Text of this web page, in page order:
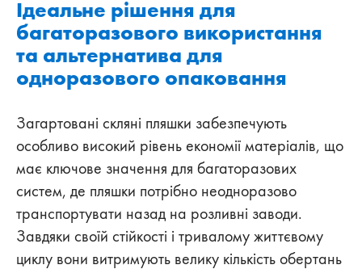
Ідеальне рішення для
багаторазового використання
та альтернатива для
одноразового опаковання
Загартовані скляні пляшки забезпечують
особливо високий рівень економії матеріалів, що
має ключове значення для багаторазових
систем, де пляшки потрібно неодноразово
транспортувати назад на розливні заводи.
Завдяки своїй стійкості і тривалому життєвому
циклу вони витримують велику кількість обертань